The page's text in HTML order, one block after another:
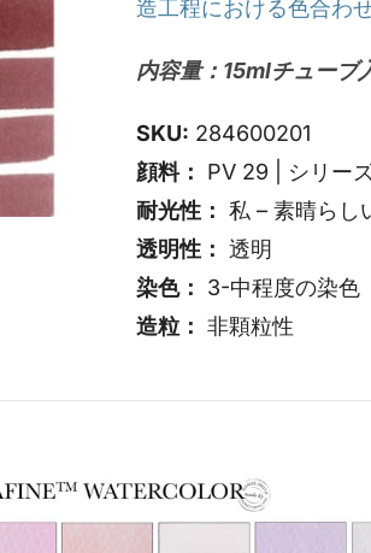
造工程における色合わ
内容量：15mlチューブ
SKU: 284600201
顔料：
PV 29 | シリー
耐光性： 私 – 素晴らし
透明性： 透明
染色：
3-中程度の染色
造粒： 非顆粒性